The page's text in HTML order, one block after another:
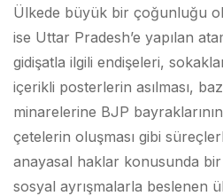
Ülkede büyük bir çoğunluğu
ise Uttar Pradesh’e yapılan
gidişatla ilgili endişeleri,
içerikli posterlerin asılması,
minarelerine BJP bayraklarının
çetelerin oluşması gibi
anayasal haklar konusunda
sosyal ayrışmalarla beslenen